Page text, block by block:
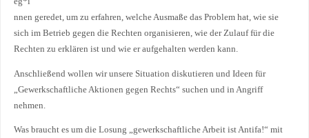
nnen geredet, um zu erfahren, welche Ausmaße das Problem hat, wie sie
sich im Betrieb gegen die Rechten organisieren, wie der Zulauf für die
Rechten zu erklären ist und wie er aufgehalten werden kann.
Anschließend wollen wir unsere Situation diskutieren und Ideen für
„Gewerkschaftliche Aktionen gegen Rechts“ suchen und in Angriff
nehmen.
Was braucht es um die Losung „gewerkschaftliche Arbeit ist Antifa!“ mit